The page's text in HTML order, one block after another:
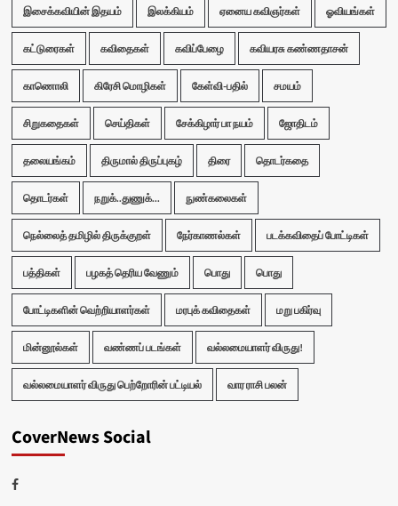
இசைக்கவியின் இதயம் இலக்கியம் ஏனைய கவிஞர்கள் ஓவியங்கள்
கட்டுரைகள் கவிதைகள் கவிப்பேழை கவியரசு கண்ணதாசன்
காணொலி கிரேசி மொழிகள் கேள்வி-பதில் சமயம்
சிறுகதைகள் செய்திகள் சேக்கிழார் பா நயம் ஜோதிடம்
தலையங்கம் திருமால் திருப்புகழ் திரை தொடர்கதை
தொடர்கள் நறுக்..துணுக்... நுண்கலைகள்
நெல்லைத் தமிழில் திருக்குறள் நேர்காணல்கள் படக்கவிதைப் போட்டிகள்
பத்திகள் பழகத் தெரிய வேணும் பொது பொது
போட்டிகளின் வெற்றியாளர்கள் மரபுக் கவிதைகள் மறு பகிர்வு
மின்னூல்கள் வண்ணப் படங்கள் வல்லமையாளர் விருது!
வல்லமையாளர் விருது பெற்றோரின் பட்டியல் வார ராசி பலன்
CoverNews Social
Facebook